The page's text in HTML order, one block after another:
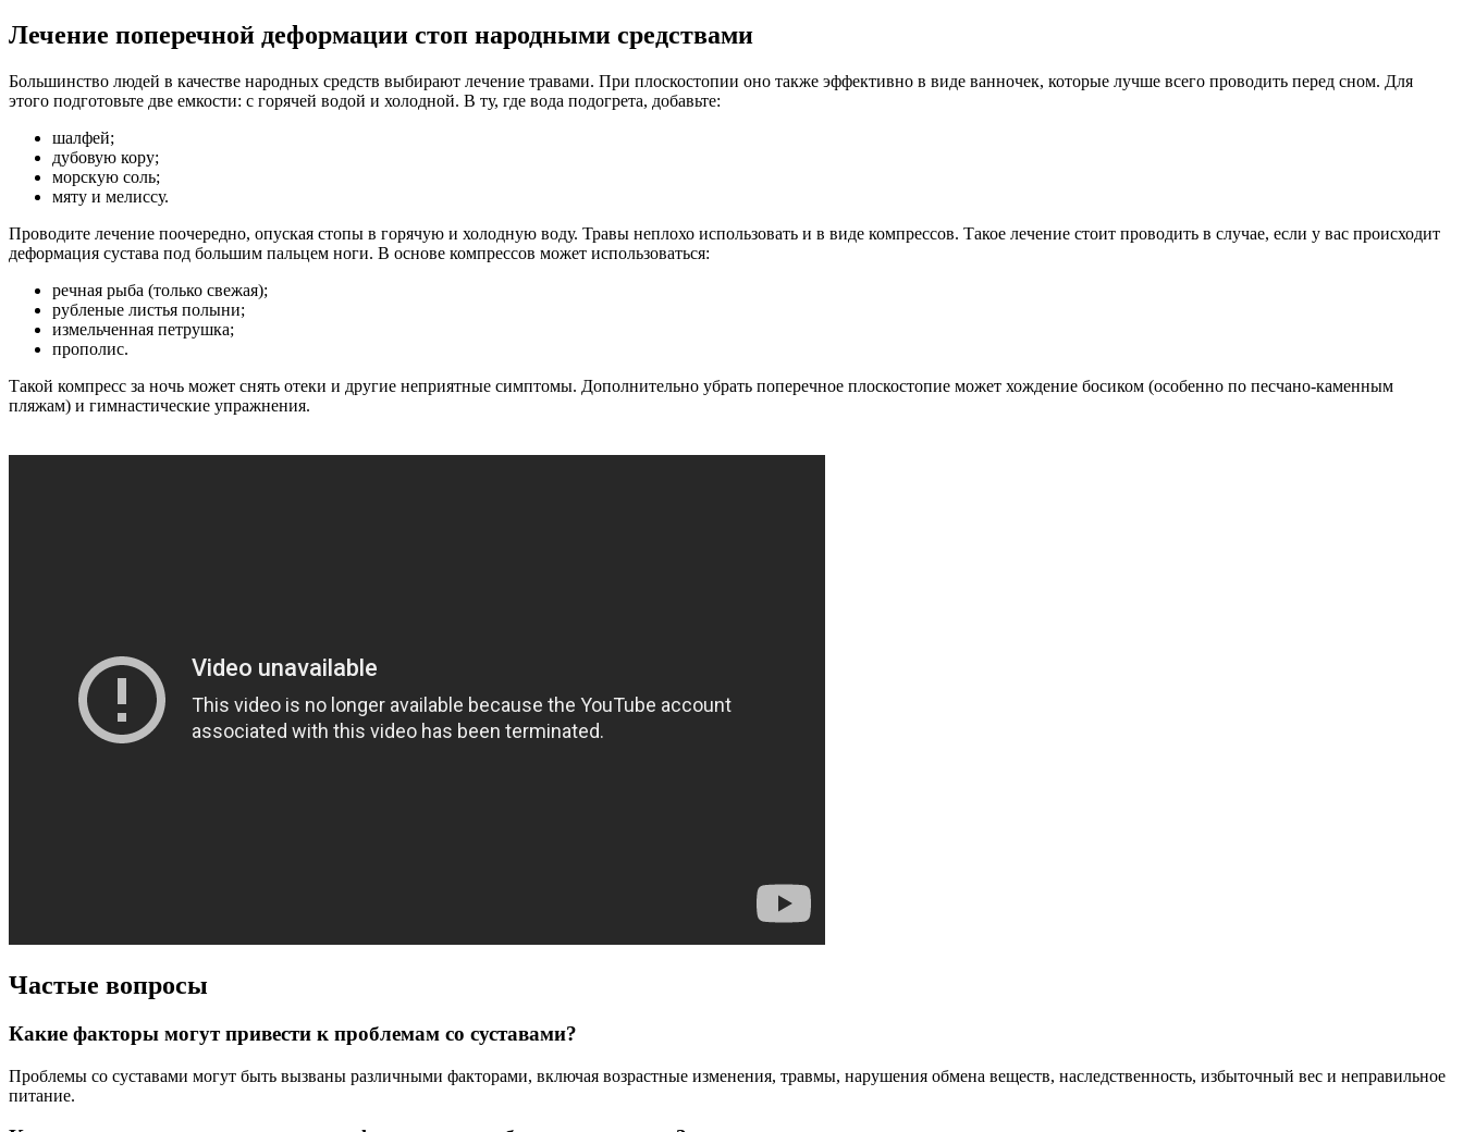
Лечение поперечной деформации стоп народными средствами
Большинство людей в качестве народных средств выбирают лечение травами. При плоскостопии оно также эффективно в виде ванночек, которые лучше всего проводить перед сном. Для
этого подготовьте две емкости: с горячей водой и холодной. В ту, где вода подогрета, добавьте:
шалфей;
дубовую кору;
морскую соль;
мяту и мелиссу.
Проводите лечение поочередно, опуская стопы в горячую и холодную воду. Травы неплохо использовать и в виде компрессов. Такое лечение стоит проводить в случае, если у вас происходит
деформация сустава под большим пальцем ноги. В основе компрессов может использоваться:
речная рыба (только свежая);
рубленые листья полыни;
измельченная петрушка;
прополис.
Такой компресс за ночь может снять отеки и другие неприятные симптомы. Дополнительно убрать поперечное плоскостопие может хождение босиком (особенно по песчано-каменным
пляжам) и гимнастические упражнения.
Частые вопросы
Какие факторы могут привести к проблемам со суставами?
Проблемы со суставами могут быть вызваны различными факторами, включая возрастные изменения, травмы, нарушения обмена веществ, наследственность, избыточный вес и неправильное
питание.